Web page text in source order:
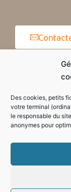
Des cookies, petits
votre terminal
le responsable du
anonymes pour